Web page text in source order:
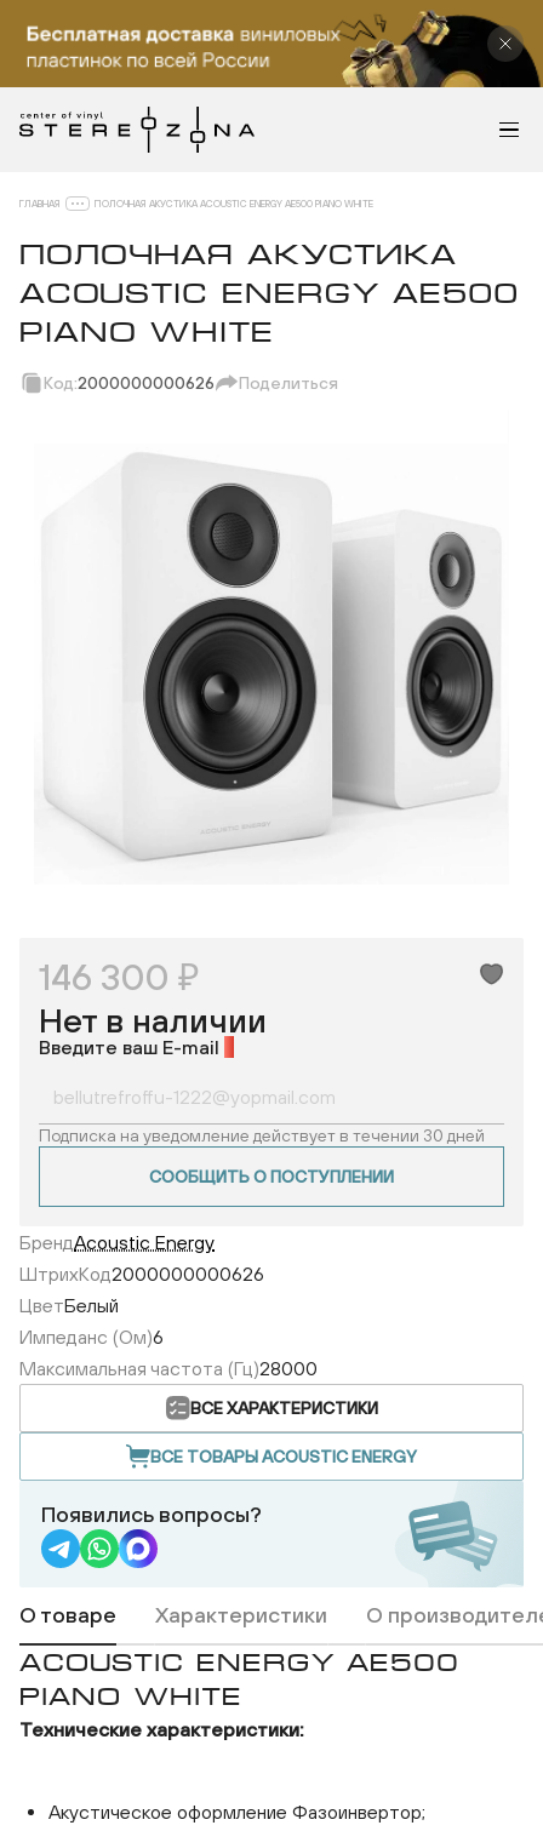
ГЛАВНАЯ ПОЛОЧНАЯ АКУСТИКА ACOUSTIC ENERGY AE500 PIANO WHITE
ПОЛОЧНАЯ АКУСТИКА
ACOUSTIC ENERGY AE500
PIANO WHITE
Код:2000000000626 Поделиться
Вотсап
Телеграм
ВКонтакте
Одноклассники
146 300 ₽
Нет в наличии
Введите ваш E-mail
Подписка на уведомление действует в течении 30 дней
СООБЩИТЬ О ПОСТУПЛЕНИИ
БрендAcoustic Energy
ШтрихКод2000000000626
ЦветБелый
Импеданс (Ом)6
Максимальная частота (Гц)28000
ВСЕ ХАРАКТЕРИСТИКИ
ВСЕ ТОВАРЫ ACOUSTIC ENERGY
Появились вопросы?
О товаре Характеристики О
ACOUSTIC ENERGY AE500
PIANO WHITE
Технические характеристики:
Акустическое оформление Фазоинвертор;